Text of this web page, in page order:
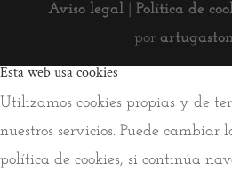
Aviso legal |Política de
por
Esta web usa cookies
Utilizamos cookies propias y de
nuestros servicios. Puede
política de cookies, si continúa